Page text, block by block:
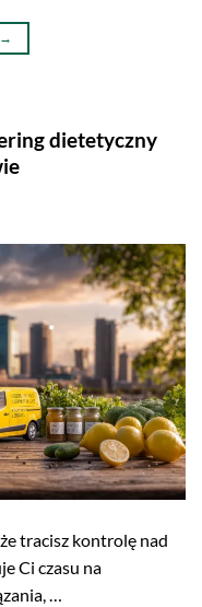
→
dietetyczny
tracisz kontrolę nad
Ci czasu na
…